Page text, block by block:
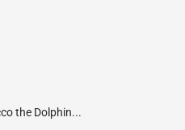
the Dolphin...